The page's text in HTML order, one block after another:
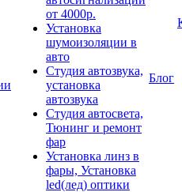
от 4000р.
Установка
шумоизоляции в
авто
Студия автозвука,
установка
автозвука
Студия автосвета,
Тюнинг и ремонт
фар
Установка линз в
фары, Установка
led(лед) оптики
Блог